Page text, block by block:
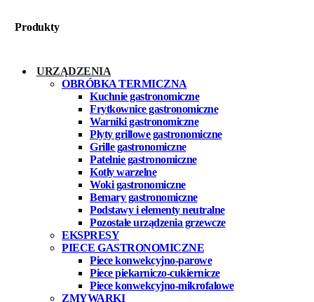
Produkty
URZĄDZENIA
OBRÓBKA TERMICZNA
Kuchnie gastronomiczne
Frytkownice gastronomiczne
Warniki gastronomiczne
Płyty grillowe gastronomiczne
Grille gastronomiczne
Patelnie gastronomiczne
Kotły warzelne
Woki gastronomiczne
Bemary gastronomiczne
Podstawy i elementy neutralne
Pozostałe urządzenia grzewcze
EKSPRESY
PIECE GASTRONOMICZNE
Piece konwekcyjno-parowe
Piece piekarniczo-cukiernicze
Piece konwekcyjno-mikrofalowe
ZMYWARKI